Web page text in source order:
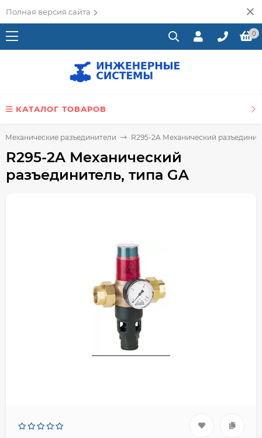
Полная версия сайта
0
КАТАЛОГ ТОВАРОВ
Механические разъединители R295-2A Механический
R295-2A Механический
разъединитель, типа GA